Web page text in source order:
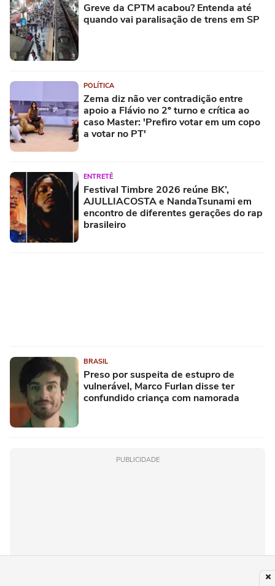
Greve da CPTM acabou? Entenda até
quando vai paralisação de trens em SP
POLÍTICA
Zema diz não ver contradição entre
apoio a Flávio no 2º turno e crítica ao
caso Master: 'Prefiro votar em um copo
a votar no PT'
ENTRETÊ
Festival Timbre 2026 reúne BK’,
AJULLIACOSTA e NandaTsunami em
encontro de diferentes gerações do rap
brasileiro
BRASIL
Preso por suspeita de estupro de
vulnerável, Marco Furlan disse ter
confundido criança com namorada
PUBLICIDADE